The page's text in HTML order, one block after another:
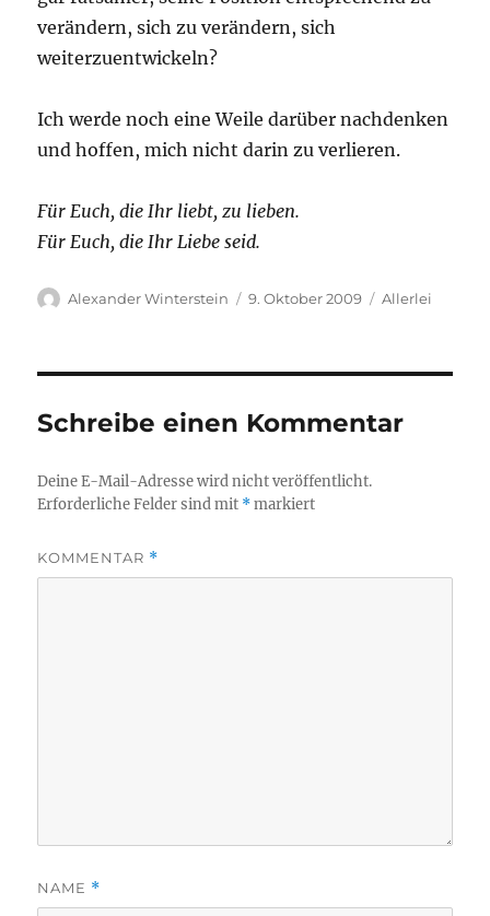
verändern, sich zu verändern, sich
weiterzuentwickeln?
Ich werde noch eine Weile darüber nachdenken
und hoffen, mich nicht darin zu verlieren.
Für Euch, die Ihr liebt, zu lieben.
Für Euch, die Ihr Liebe seid.
Autor
Alexander Winterstein
Veröffentlicht
9. Oktober 2009 Kategorien
Allerlei
Schreibe einen Kommentar
Deine E-Mail-Adresse wird nicht veröffentlicht.
Erforderliche Felder sind mit *markiert
KOMMENTAR *
NAME *